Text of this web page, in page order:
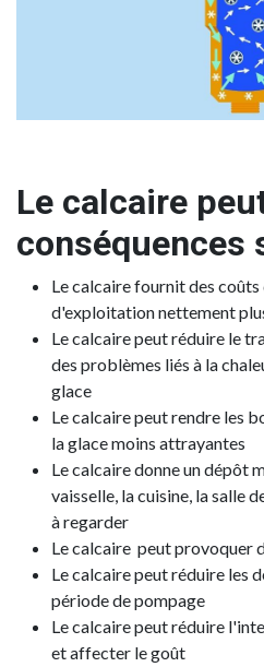
Le calcaire
conséquences
Le calcaire fournit des
d'exploitation nettement
Le calcaire peut réduire le
des problèmes liés à la
glace
Le calcaire peut rendre les
la glace moins attrayantes
Le calcaire donne un dépôt
vaisselle, la cuisine, la salle
à regarder
Le calcaire peut provoquer
Le calcaire peut réduire les
période de pompage
Le calcaire peut réduire
et affecter le goût